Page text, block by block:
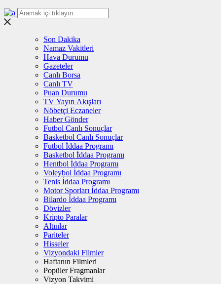
Son Dakika
Namaz Vakitleri
Hava Durumu
Gazeteler
Canlı Borsa
Canlı TV
Puan Durumu
TV Yayın Akışları
Nöbetçi Eczaneler
Haber Gönder
Futbol Canlı Sonuçlar
Basketbol Canlı Sonuçlar
Futbol İddaa Programı
Basketbol İddaa Programı
Hentbol İddaa Programı
Voleybol İddaa Programı
Tenis İddaa Programı
Motor Sporları İddaa Programı
Bilardo İddaa Programı
Dövizler
Kripto Paralar
Altınlar
Pariteler
Hisseler
Vizyondaki Filmler
Haftanın Filmleri
Popüler Fragmanlar
Vizyon Takvimi